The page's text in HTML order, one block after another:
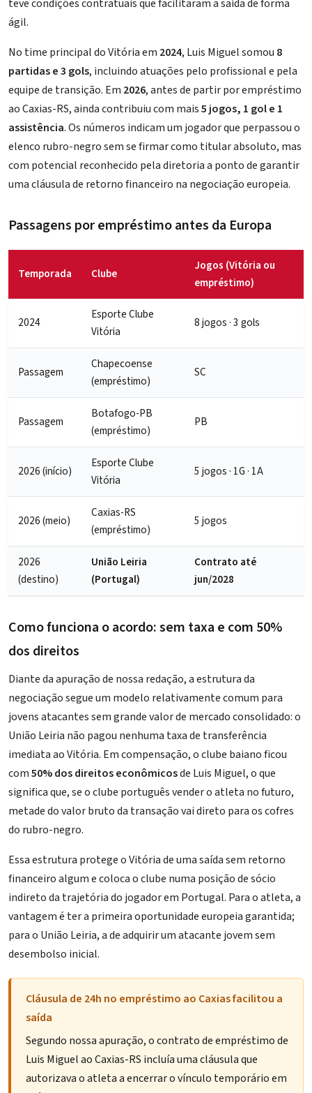
teve condições contratuais que facilitaram a saída de forma
ágil.
No time principal do Vitória em 2024, Luis Miguel somou 8
partidas e 3 gols, incluindo atuações pelo profissional e pela
equipe de transição. Em 2026, antes de partir por empréstimo
ao Caxias-RS, ainda contribuiu com mais5 jogos, 1 gol e 1
assistência. Os números indicam um jogador que perpassou o
elenco rubro-negro sem se firmar como titular absoluto, mas
com potencial reconhecido pela diretoria a ponto de garantir
uma cláusula de retorno financeiro na negociação europeia.
Passagens por empréstimo antes da Europa
Temporada Clube
Jogos (Vitória ou
empréstimo)
2024
Esporte Clube
Vitória
8 jogos · 3 gols
Passagem
Chapecoense
(empréstimo)
SC
Passagem
Botafogo-PB
(empréstimo)
PB
2026 (início)
Esporte Clube
Vitória
5 jogos · 1G · 1A
2026 (meio)
Caxias-RS
(empréstimo)
5 jogos
2026
(destino)
União Leiria
(Portugal)
Contrato até
jun/2028
Como funciona o acordo: sem taxa e com 50%
dos direitos
Diante da apuração de nossa redação, a estrutura da
negociação segue um modelo relativamente comum para
jovens atacantes sem grande valor de mercado consolidado: o
União Leiria não pagou nenhuma taxa de transferência
imediata ao Vitória. Em compensação, o clube baiano ficou
com50% dos direitos econômicosde Luis Miguel, o que
significa que, se o clube português vender o atleta no futuro,
metade do valor bruto da transação vai direto para os cofres
do rubro-negro.
Essa estrutura protege o Vitória de uma saída sem retorno
financeiro algum e coloca o clube numa posição de sócio
indireto da trajetória do jogador em Portugal. Para o atleta, a
vantagem é ter a primeira oportunidade europeia garantida;
para o União Leiria, a de adquirir um atacante jovem sem
desembolso inicial.
Cláusula de 24h no empréstimo ao Caxias facilitou a
saída
Segundo nossa apuração, o contrato de empréstimo de
Luis Miguel ao Caxias-RS incluía uma cláusula que
autorizava o atleta a encerrar o vínculo temporário em